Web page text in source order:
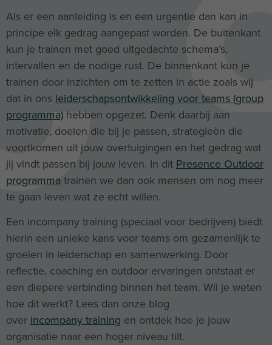
Als er een aanleiding is en een urgentie dan kan in
principe elk gedrag aangepast worden. De buitenkant
kun je trainen met goed uitgedachte schema’s,
intervallen en de nodige rust. De binnenkant kun je
trainen door inzichten om te zetten in actie zoals wij
dat in ons leiderschapsontwikkeling voor teams (group
programma) hebben opgezet. Denk daarbij aan
motivatie, doelen die bij je passen, strategieën die
voortkomen uit jouw overtuigingen en het gedrag wat
jij vindt passen bij jouw leven. In dit Presence Outdoor
programma trainen we dan ook mensen om nog meer
te gaan leven wat ze echt willen.
Een incompany training (speciaal voor bedrijven) biedt
hierin een unieke kans voor teams om gezamenlijk te
groeien in leiderschap en samenwerking. Door
reflectie, coaching en outdoor ervaringen ontstaat er
een diepere verbinding binnen het team. Wil je weten
hoe dit werkt? Lees dan onze blog
over incompany training en ontdek hoe je jouw
organisatie naar een hoger niveau tilt.